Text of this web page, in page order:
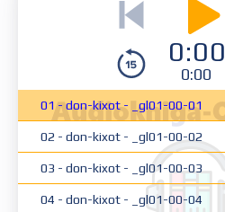
0:00
0:00
01 - don-kixot - _gl01-00-01
02 - don-kixot - _gl01-00-02
03 - don-kixot - _gl01-00-03
04 - don-kixot - _gl01-00-04